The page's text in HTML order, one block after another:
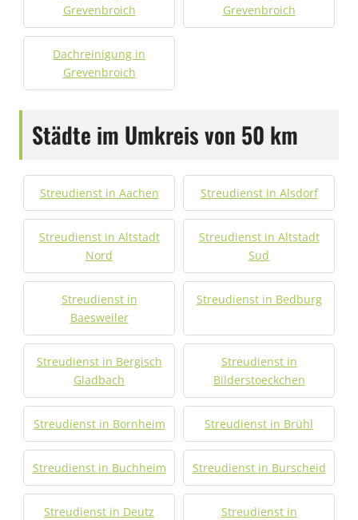
Grevenbroich
Grevenbroich
Dachreinigung in
Grevenbroich
Städte im Umkreis von 50 km
Streudienst in Aachen Streudienst in Alsdorf
Streudienst in Altstadt
Nord
Streudienst in Altstadt
Sud
Streudienst in
Baesweiler
Streudienst in Bedburg
Streudienst in Bergisch
Gladbach
Streudienst in
Bilderstoeckchen
Streudienst in Bornheim Streudienst in Brühl
Streudienst in Buchheim Streudienst in Burscheid
Streudienst in Deutz
Streudienst in